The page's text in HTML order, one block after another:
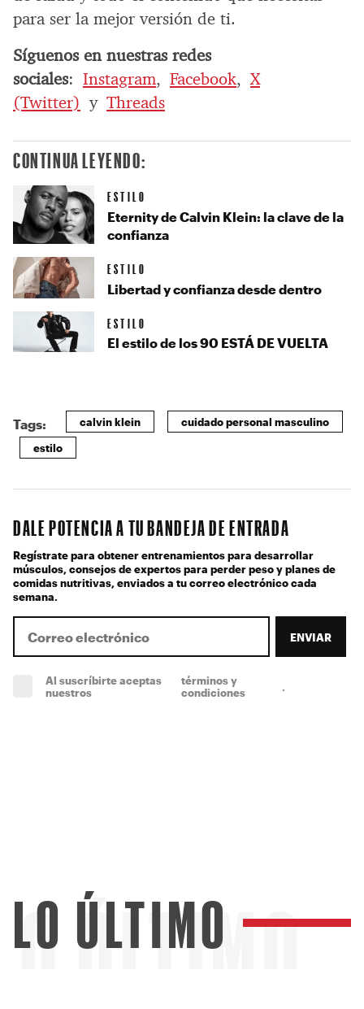
para ser la mejor versión de ti.
Síguenos en nuestras redes
sociales: Instagram, Facebook,X
(Twitter) y Threads
CONTINUA LEYENDO:
ESTILO
Eternity de Calvin Klein: la clave de la
confianza
ESTILO
Libertad y confianza desde dentro
ESTILO
El estilo de los 90 ESTÁ DE VUELTA
Tags: calvin klein cuidado personal masculino
estilo
DALE POTENCIA A TU BANDEJA DE ENTRADA
Regístrate para obtener entrenamientos para desarrollar
músculos, consejos de expertos para perder peso y planes de
comidas nutritivas, enviados a tu correo electrónico cada
semana.
ENVIAR
Al suscríbirte aceptas
nuestros
términos y
condiciones
ÚLTIMO
LO ÚLTIMO